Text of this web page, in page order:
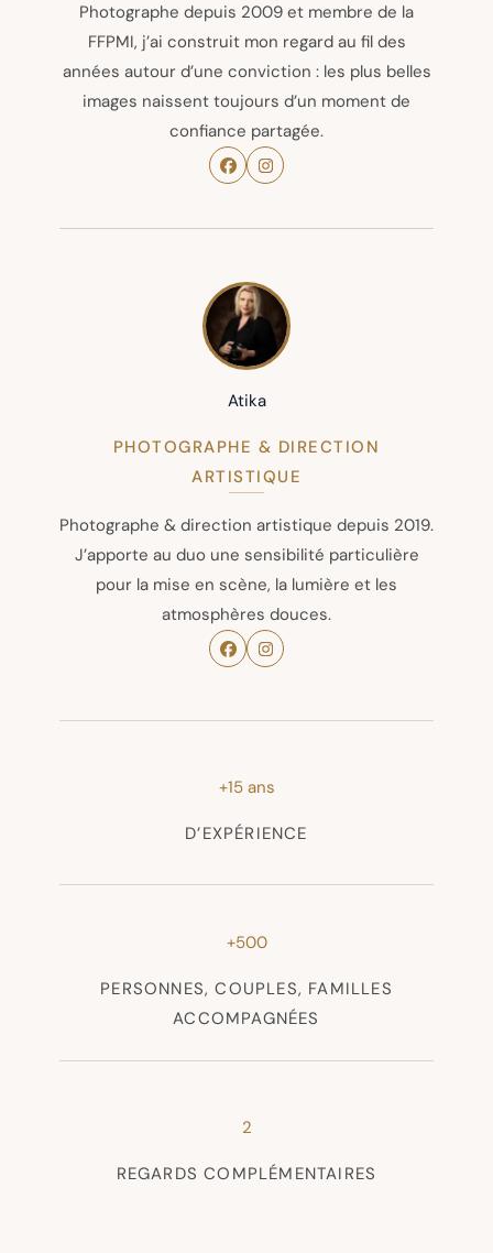
Photographe depuis 2009 et membre de la
FFPMI, j’ai construit mon regard au fil des
années autour d’une conviction : les plus belles
images naissent toujours d’un moment de
confiance partagée.
Atika
PHOTOGRAPHE & DIRECTION
ARTISTIQUE
Photographe & direction artistique depuis 2019.
J’apporte au duo une sensibilité particulière
pour la mise en scène, la lumière et les
atmosphères douces.
+15 ans
D’EXPÉRIENCE
+500
PERSONNES, COUPLES, FAMILLES
ACCOMPAGNÉES
2
REGARDS COMPLÉMENTAIRES